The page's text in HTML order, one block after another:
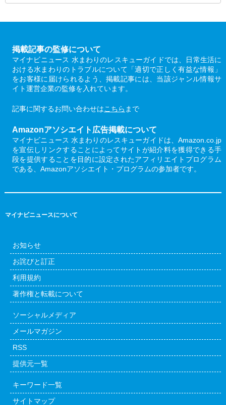
掲載記事の監修について
マイナビニュース 水まわりのレスキューガイドでは、日常生活に
おける水まわりのトラブルについて「適切で正しく有益な情報」
をお客様に届けられるよう、掲載記事には、当該ジャンル情報サ
イト運営企業の監修を入れています。
記事に関するお問い合わせはこちら まで
Amazonアソシエイト広告掲載について
マイナビニュース 水まわりのレスキューガイドは、Amazon.co.jp
を宣伝しリンクすることによってサイトが紹介料を獲得できる手
段を提供することを目的に設定されたアフィリエイトプログラム
である、Amazonアソシエイト・プログラムの参加者です。
マイナビニュースについて
お知らせ
お詫びと訂正
利用規約
著作権と転載について
ソーシャルメディア
メールマガジン
RSS
提供元一覧
キーワード一覧
サイトマップ